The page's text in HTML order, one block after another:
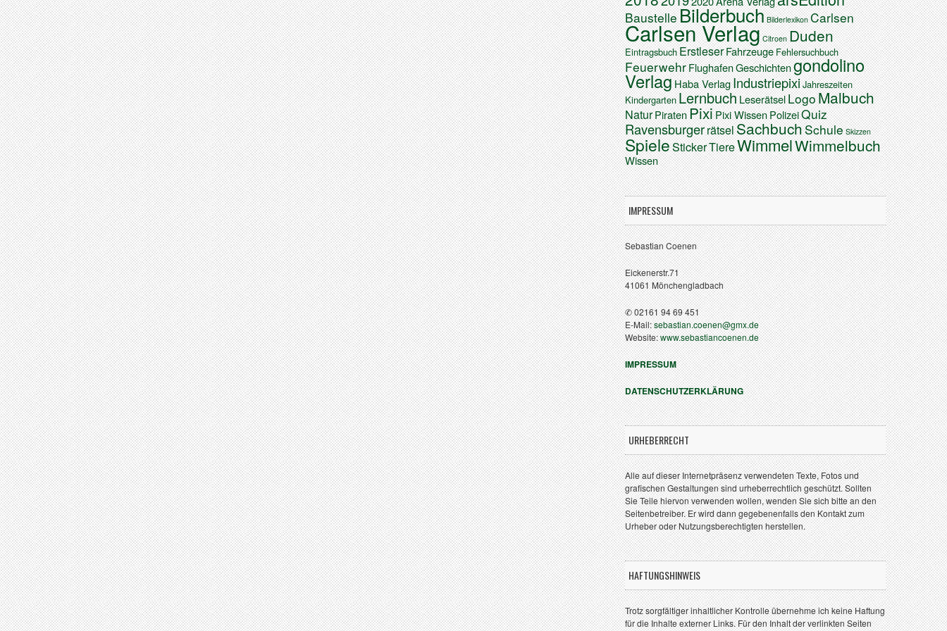
BaustelleBilderbuch Bilderlexikon Carlsen
Carlsen Verlag Citroen Duden
EintragsbuchErstleserFahrzeugeFehlersuchbuch
FeuerwehrFlughafenGeschichtengondolino
VerlagHaba VerlagIndustriepixiJahreszeiten
KindergartenLernbuchLeserätselLogoMalbuch
NaturPiratenPixiPixi WissenPolizeiQuiz
RavensburgerrätselSachbuchSchule Skizzen
SpieleStickerTiereWimmelWimmelbuch
Wissen
IMPRESSUM
Sebastian Coenen
Eickenerstr.71
41061 Mönchengladbach
✆ 02161 94 69 451
E-Mail:sebastian.coenen@gmx.de
Website:www.sebastiancoenen.de
IMPRESSUM
DATENSCHUTZERKLÄRUNG
URHEBERRECHT
Alle auf dieser Internetpräsenz verwendeten Texte, Fotos und
grafischen Gestaltungen sind urheberrechtlich geschützt. Sollten
Sie Teile hiervon verwenden wollen, wenden Sie sich bitte an den
Seitenbetreiber. Er wird dann gegebenenfalls den Kontakt zum
Urheber oder Nutzungsberechtigten herstellen.
HAFTUNGSHINWEIS
Trotz sorgfältiger inhaltlicher Kontrolle übernehme ich keine Haftung
für die Inhalte externer Links. Für den Inhalt der verlinkten Seiten